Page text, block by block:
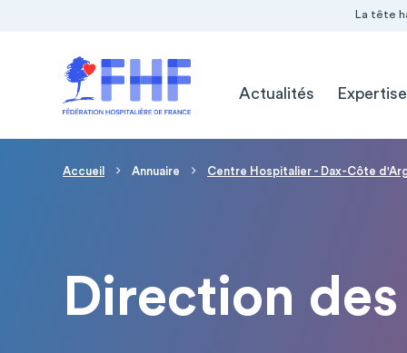
La tête
Actualités
Fil d'Ariane
Accueil Annuaire Centre Hospitalier - Dax-Côte
Direction